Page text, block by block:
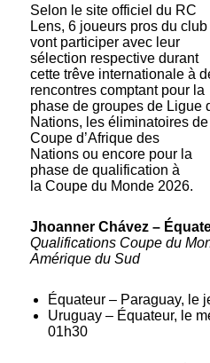
Selon le site officiel du RC
Lens, 6 joueurs pros du club
vont participer avec leur
sélection respective durant
cette trêve internationale à
rencontres comptant pour la
phase de groupes de Ligue
Nations, les éliminatoires
Coupe d’Afrique des
Nations ou encore pour la
phase de qualification à
la Coupe du Monde 2026.
Jhoanner Chávez –
Qualifications Coupe du
Amérique du Sud
Équateur – Paraguay, le
Uruguay – Équateur, le
01h30